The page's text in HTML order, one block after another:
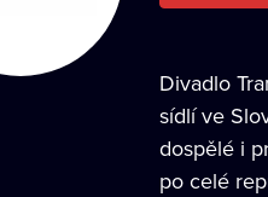
Divadlo
sídlí ve
dospělé i
po celé